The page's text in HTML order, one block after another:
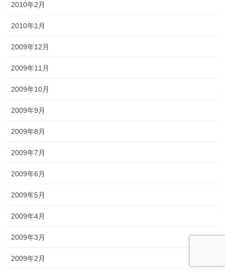
2010年2月
2010年1月
2009年12月
2009年11月
2009年10月
2009年9月
2009年8月
2009年7月
2009年6月
2009年5月
2009年4月
2009年3月
2009年2月